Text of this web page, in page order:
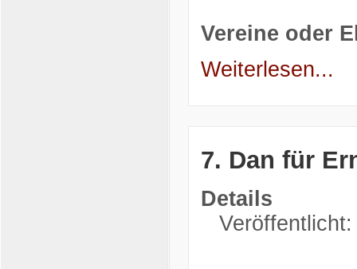
Vereine oder
Weiterlesen...
7. Dan für
Details